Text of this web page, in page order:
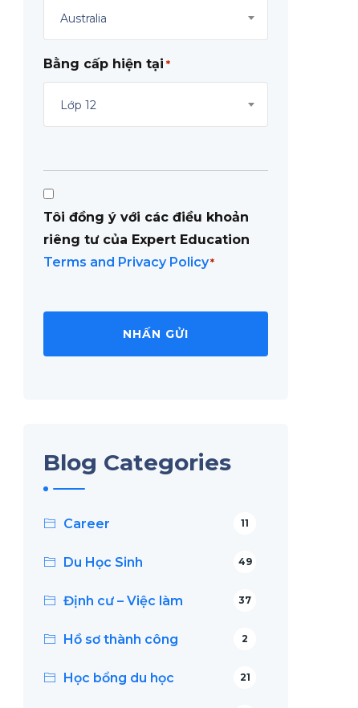
Australia
Bằng cấp hiện tại *
Lớp 12
Consent
*
Tôi đồng ý với các điều khoản
riêng tư của Expert Education
Terms and Privacy Policy*
Blog Categories
Career 11
Du Học Sinh 49
Định cư – Việc làm 37
Hồ sơ thành công 2
Học bổng du học 21